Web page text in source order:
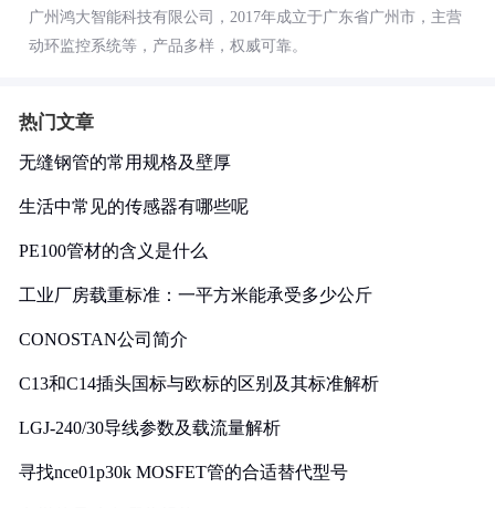
广州鸿大智能科技有限公司，2017年成立于广东省广州市，主营
动环监控系统等，产品多样，权威可靠。
热门文章
无缝钢管的常用规格及壁厚
生活中常见的传感器有哪些呢
PE100管材的含义是什么
工业厂房载重标准：一平方米能承受多少公斤
CONOSTAN公司简介
C13和C14插头国标与欧标的区别及其标准解析
LGJ-240/30导线参数及载流量解析
寻找nce01p30k MOSFET管的合适替代型号